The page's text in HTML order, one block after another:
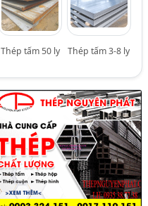
Thép tấm 50 ly Thép tấm 3-8 ly